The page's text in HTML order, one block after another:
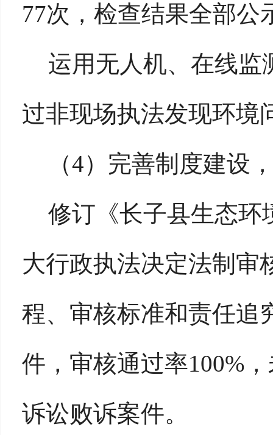
77次，检查结果全部公
运用无人机、在线监
过非现场执法发现环境
（4）完善制度建设
修订《长子县生态环
大行政执法决定法制审
程、审核标准和责任追
件，审核通过率100%
诉讼败诉案件。